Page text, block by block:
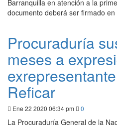
Barranquilla en atención a la
documento deberá ser firmado en
Procuraduría
meses a
Reficar
Ene 22 2020 06:34 pm 0
La Procuraduría General de la